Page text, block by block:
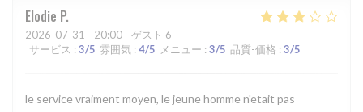
Elodie P
2026-07-31 - 20:00 - ゲスト 6
サービス : 3/5 雰囲気 : 4/5 メニュー : 3/5 品質-価格 : 3/5
le service vraiment moyen, le jeune homme n'etait pas